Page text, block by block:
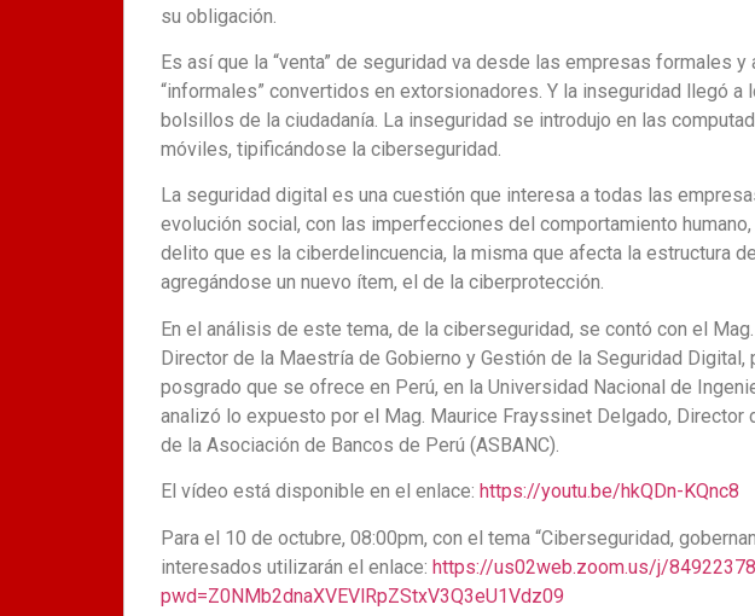
su obligación.
Es así que la “venta” de seguridad va desde las empresas formales
“informales” convertidos en extorsionadores. Y la inseguridad llegó
bolsillos de la ciudadanía. La inseguridad se introdujo en las
móviles, tipificándose la ciberseguridad.
La seguridad digital es una cuestión que interesa a todas las
evolución social, con las imperfecciones del comportamiento
delito que es la ciberdelincuencia, la misma que afecta la estructura
agregándose un nuevo ítem, el de la ciberprotección.
En el análisis de este tema, de la ciberseguridad, se contó con el
Director de la Maestría de Gobierno y Gestión de la Seguridad
posgrado que se ofrece en Perú, en la Universidad Nacional de
analizó lo expuesto por el Mag. Maurice Frayssinet Delgado, Director
de la Asociación de Bancos de Perú (ASBANC).
El vídeo está disponible en el enlace: https://youtu.be/hkQDn-KQnc8
Para el 10 de octubre, 08:00pm, con el tema “Ciberseguridad,
interesados utilizarán el enlace: https://us02web.zoom.us/j/
pwd=Z0NMb2dnaXVEVlRpZStxV3Q3eU1Vdz09